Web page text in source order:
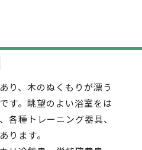
り、木のぬくもりが漂う
す。眺望のよい浴室をは
各種トレーニング器具、
ります。